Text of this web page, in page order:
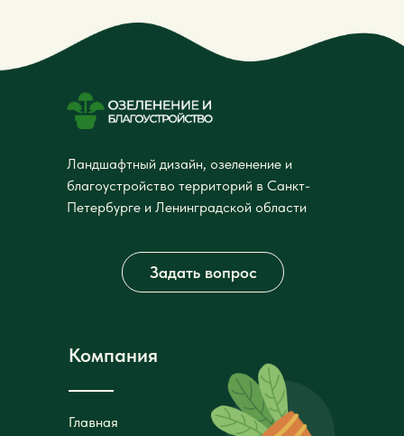
Ландшафтный дизайн, озеленение и
благоустройство территорий в Санкт-
Задать вопрос
О компании
О компании
Услуги
Услуги
Главная
Главная
Компания